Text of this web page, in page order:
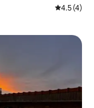
평점 4.5점
4.5 (4)